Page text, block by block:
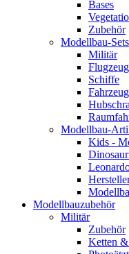
Bases
Zubehör
Modellbau-Sets
Militär
Schiffe
Modellbau-
Kids -
Modellbauzubehör
Militär
Zubehör
Ketten